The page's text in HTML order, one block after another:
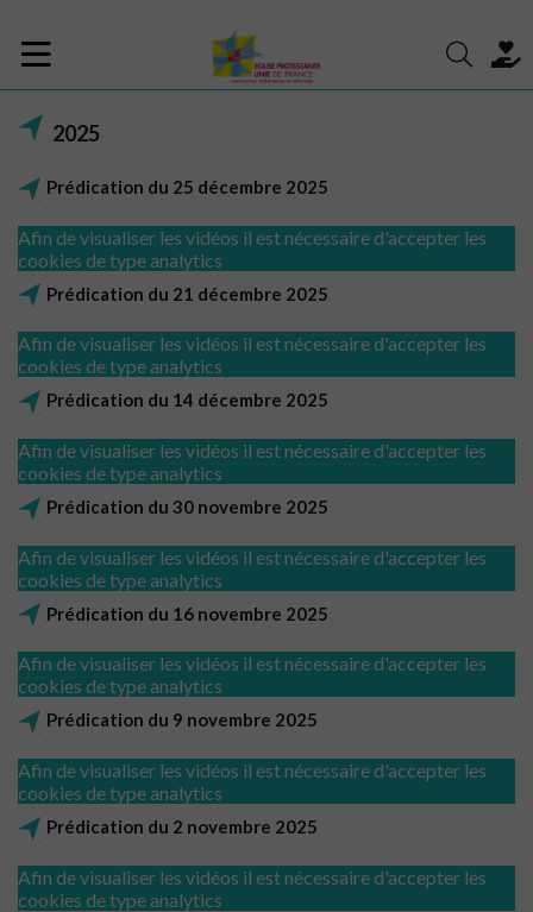
2025
Prédication du 25 décembre 2025
Afin de visualiser les vidéos il est nécessaire d'accepter les
cookies de type analytics
Prédication du 21 décembre 2025
Afin de visualiser les vidéos il est nécessaire d'accepter les
cookies de type analytics
Prédication du 14 décembre 2025
Afin de visualiser les vidéos il est nécessaire d'accepter les
cookies de type analytics
Prédication du 30 novembre 2025
Afin de visualiser les vidéos il est nécessaire d'accepter les
cookies de type analytics
Prédication du 16 novembre 2025
Afin de visualiser les vidéos il est nécessaire d'accepter les
cookies de type analytics
Prédication du 9 novembre 2025
Afin de visualiser les vidéos il est nécessaire d'accepter les
cookies de type analytics
Prédication du 2 novembre 2025
Afin de visualiser les vidéos il est nécessaire d'accepter les
cookies de type analytics